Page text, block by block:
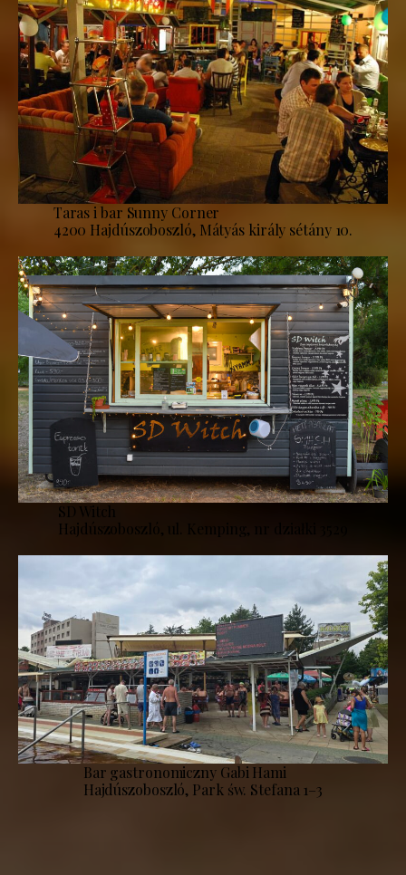
Taras i bar Sunny Corner
4200 Hajdúszoboszló, Mátyás király sétány 10.
SD Witch
Hajdúszoboszló, ul. Kemping, nr działki 3529
Bar gastronomiczny Gabi Hami
Hajdúszoboszló, Park św. Stefana 1–3